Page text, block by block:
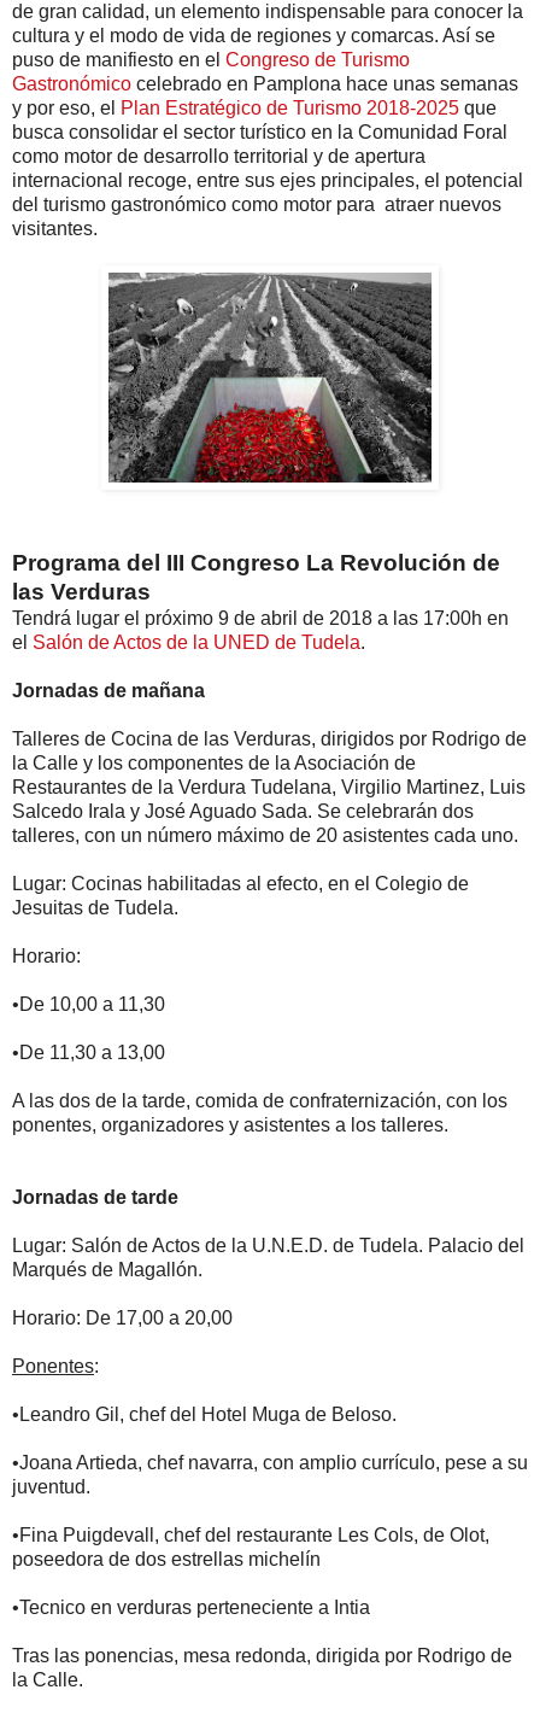
de gran calidad, un elemento indispensable para conocer la
cultura y el modo de vida de regiones y comarcas. Así se
puso de manifiesto en el Congreso de Turismo
Gastronómico celebrado en Pamplona hace unas semanas
y por eso, el Plan Estratégico de Turismo 2018-2025 que
busca consolidar el sector turístico en la Comunidad Foral
como motor de desarrollo territorial y de apertura
internacional recoge, entre sus ejes principales, el potencial
del turismo gastronómico como motor para atraer nuevos
visitantes.
Programa del III Congreso La Revolución de
las Verduras
Tendrá lugar el próximo 9 de abril de 2018 a las 17:00h en
el Salón de Actos de la UNED de Tudela.
Jornadas de mañana
Talleres de Cocina de las Verduras, dirigidos por Rodrigo de
la Calle y los componentes de la Asociación de
Restaurantes de la Verdura Tudelana, Virgilio Martinez, Luis
Salcedo Irala y José Aguado Sada. Se celebrarán dos
talleres, con un número máximo de 20 asistentes cada uno.
Lugar: Cocinas habilitadas al efecto, en el Colegio de
Jesuitas de Tudela.
Horario:
•De 10,00 a 11,30
•De 11,30 a 13,00
A las dos de la tarde, comida de confraternización, con los
ponentes, organizadores y asistentes a los talleres.
Jornadas de tarde
Lugar: Salón de Actos de la U.N.E.D. de Tudela. Palacio del
Marqués de Magallón.
Horario: De 17,00 a 20,00
Ponentes:
•Leandro Gil, chef del Hotel Muga de Beloso.
•Joana Artieda, chef navarra, con amplio currículo, pese a su
juventud.
•Fina Puigdevall, chef del restaurante Les Cols, de Olot,
poseedora de dos estrellas michelín
•Tecnico en verduras perteneciente a Intia
Tras las ponencias, mesa redonda, dirigida por Rodrigo de
la Calle.